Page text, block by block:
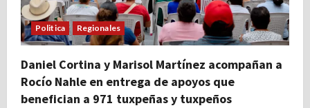
Politica Regionales
Daniel Cortina y Marisol Martínez acompañan a
Rocío Nahle en entrega de apoyos que
benefician a 971 tuxpeñas y tuxpeños